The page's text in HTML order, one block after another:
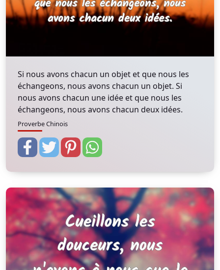
Si nous avons chacun un objet et que nous les
échangeons, nous avons chacun un objet. Si
nous avons chacun une idée et que nous les
échangeons, nous avons chacun deux idées.
Proverbe Chinois